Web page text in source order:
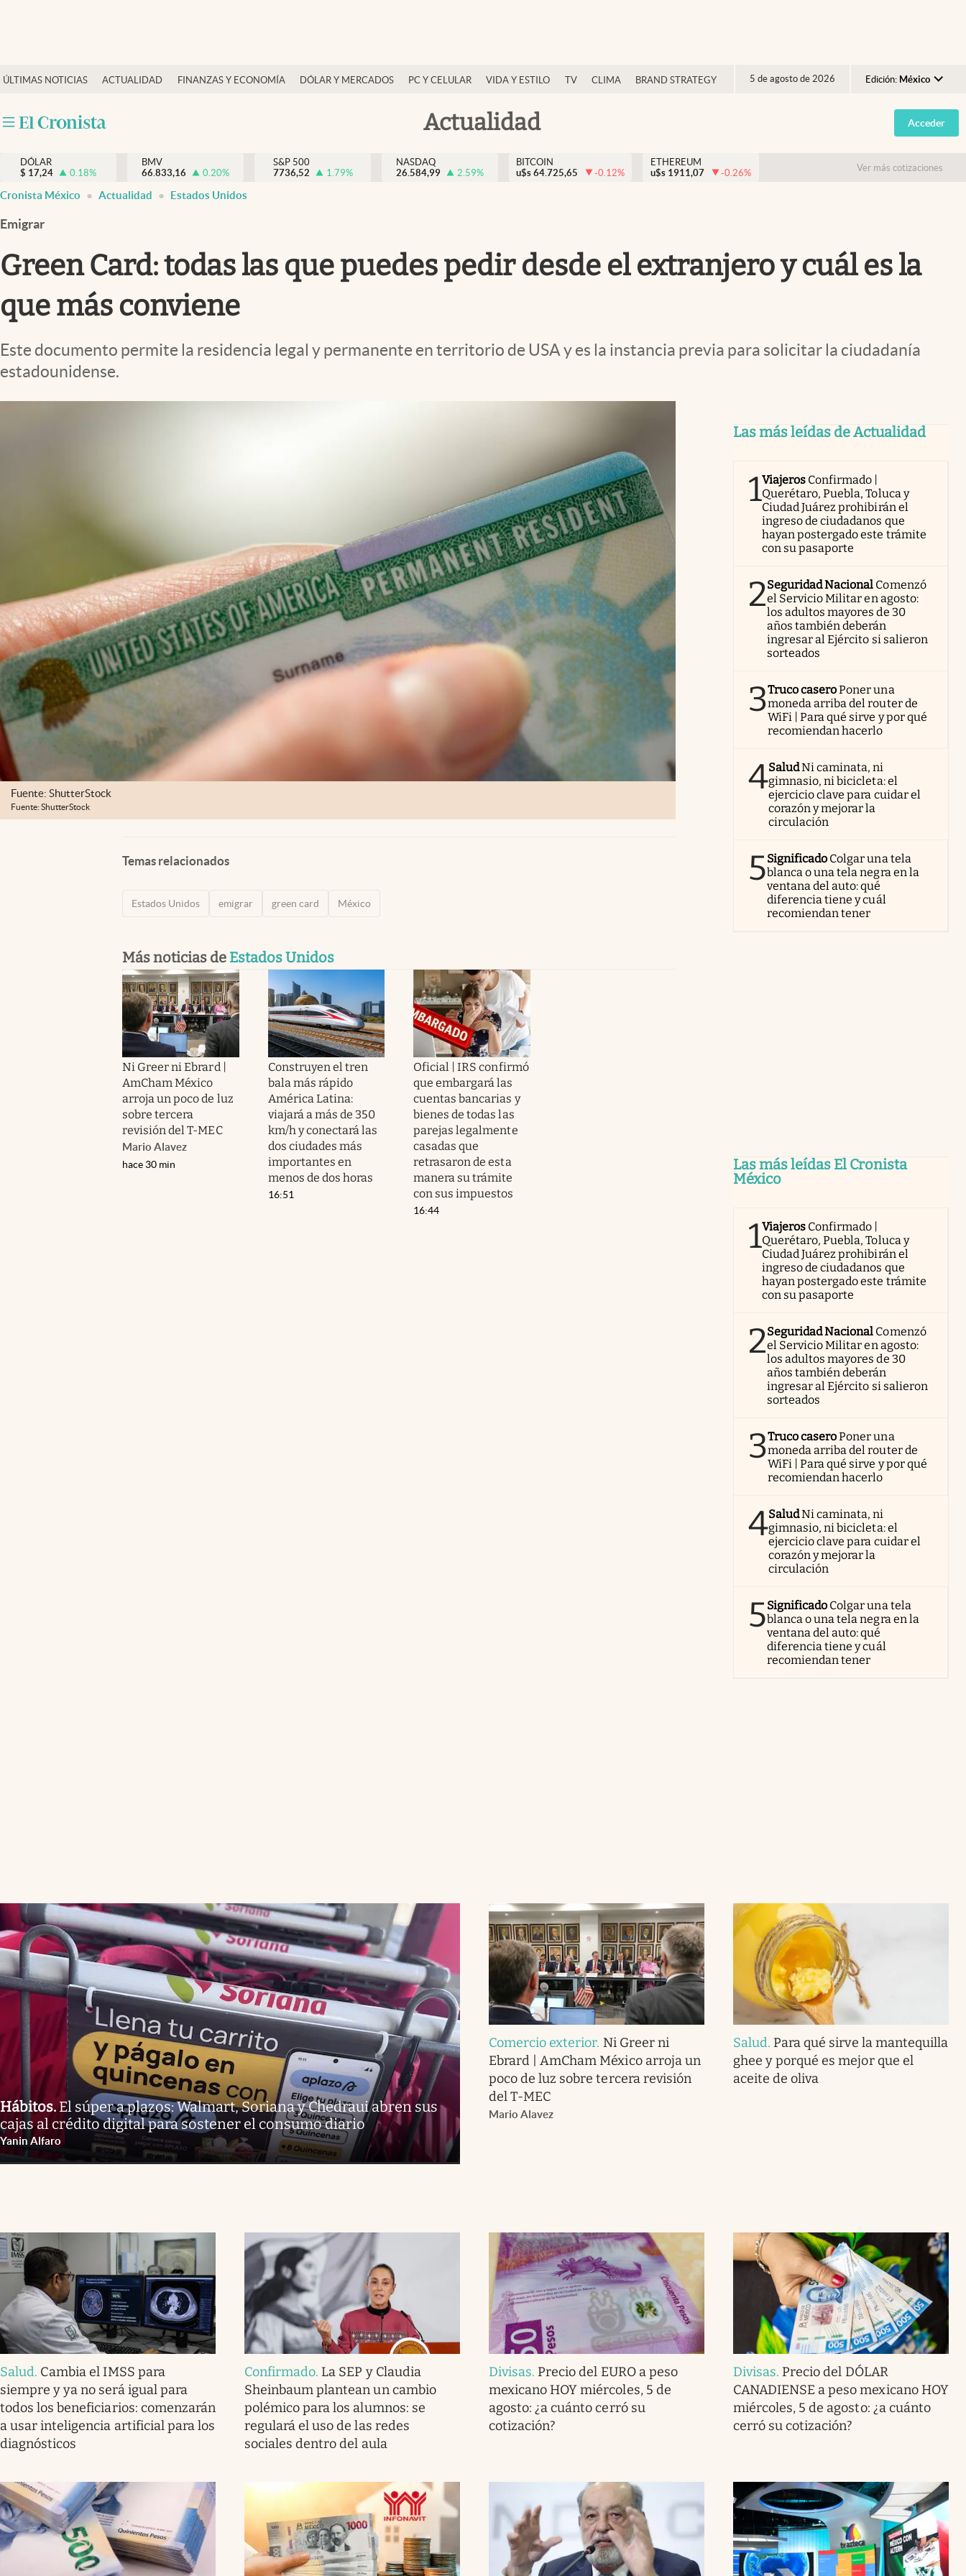
ÚLTIMAS NOTICIAS ACTUALIDAD FINANZAS Y ECONOMÍA DÓLAR Y MERCADOS PC Y CELULAR VIDA Y ESTILO TV CLIMA BRAND STRATEGY 5 de agosto de 2026 Edición: México
Argentina
España
USA
Actualidad
Actualidad
Internacionales
Opinión
Brand Strategy
Vida y estilo
Tv
Espiritualidad
Acceder
DÓLAR
$ 17,24 0.18%
BMV
66.833,16
0.20%
S&P 500
7736,52
1.79%
NASDAQ
26.584,99
2.59%
BITCOIN
u$s 64.725,65 -0.12%
ETHEREUM
u$s 1911,07 -0.26% Ver más cotizaciones
Cronista México Actualidad Estados Unidos
Emigrar
Green Card: todas las que puedes pedir desde el extranjero y cuál es la
que más conviene
Este documento permite la residencia legal y permanente en territorio de USA y es la instancia previa para solicitar la ciudadanía
estadounidense.
Fuente: ShutterStock
Fuente: ShutterStock
Temas relacionados
Estados Unidos emigrar green card México
Más noticias de Estados Unidos
Ni Greer ni Ebrard |
AmCham México
arroja un poco de luz
sobre tercera
revisión del T-MEC
Mario Alavez
hace 30 min
Construyen el tren
bala más rápido
América Latina:
viajará a más de 350
km/h y conectará las
dos ciudades más
importantes en
menos de dos horas
16:51
Oficial | IRS confirmó
que embargará las
cuentas bancarias y
bienes de todas las
parejas legalmente
casadas que
retrasaron de esta
manera su trámite
con sus impuestos
16:44
Las más leídas de Actualidad
1Viajeros Confirmado |
Querétaro, Puebla, Toluca y
Ciudad Juárez prohibirán el
ingreso de ciudadanos que
hayan postergado este trámite
con su pasaporte
2Seguridad Nacional Comenzó
el Servicio Militar en agosto:
los adultos mayores de 30
años también deberán
ingresar al Ejército si salieron
sorteados
3Truco caseroPoner una
moneda arriba del router de
WiFi | Para qué sirve y por qué
recomiendan hacerlo
4SaludNi caminata, ni
gimnasio, ni bicicleta: el
ejercicio clave para cuidar el
corazón y mejorar la
circulación
5Significado Colgar una tela
blanca o una tela negra en la
ventana del auto: qué
diferencia tiene y cuál
recomiendan tener
Las más leídas El Cronista
México
1Viajeros Confirmado |
Querétaro, Puebla, Toluca y
Ciudad Juárez prohibirán el
ingreso de ciudadanos que
hayan postergado este trámite
con su pasaporte
2Seguridad Nacional Comenzó
el Servicio Militar en agosto:
los adultos mayores de 30
años también deberán
ingresar al Ejército si salieron
sorteados
3Truco caseroPoner una
moneda arriba del router de
WiFi | Para qué sirve y por qué
recomiendan hacerlo
4SaludNi caminata, ni
gimnasio, ni bicicleta: el
ejercicio clave para cuidar el
corazón y mejorar la
circulación
5Significado Colgar una tela
blanca o una tela negra en la
ventana del auto: qué
diferencia tiene y cuál
recomiendan tener
Hábitos.El súper a plazos: Walmart, Soriana y Chedraui abren sus
cajas al crédito digital para sostener el consumo diario
Yanin Alfaro
Comercio exterior. Ni Greer ni
Ebrard | AmCham México arroja un
poco de luz sobre tercera revisión
del T-MEC
Mario Alavez
Salud. Para qué sirve la mantequilla
ghee y porqué es mejor que el
aceite de oliva
Salud. Cambia el IMSS para
siempre y ya no será igual para
todos los beneficiarios: comenzarán
a usar inteligencia artificial para los
diagnósticos
Confirmado. La SEP y Claudia
Sheinbaum plantean un cambio
polémico para los alumnos: se
regulará el uso de las redes
sociales dentro del aula
Divisas. Precio del EURO a peso
mexicano HOY miércoles, 5 de
agosto: ¿a cuánto cerró su
cotización?
Divisas. Precio del DÓLAR
CANADIENSE a peso mexicano HOY
miércoles, 5 de agosto: ¿a cuánto
cerró su cotización?